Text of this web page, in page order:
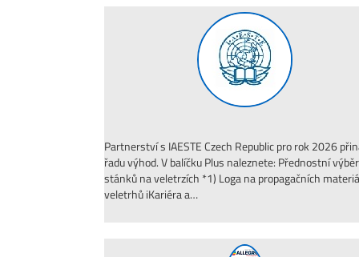
Partnerství s IAESTE Czech Republic pro rok 2026
řadu výhod. V balíčku Plus naleznete: Přednostní výběr
stánků na veletrzích *1) Loga na propagačních
veletrhů iKariéra a…